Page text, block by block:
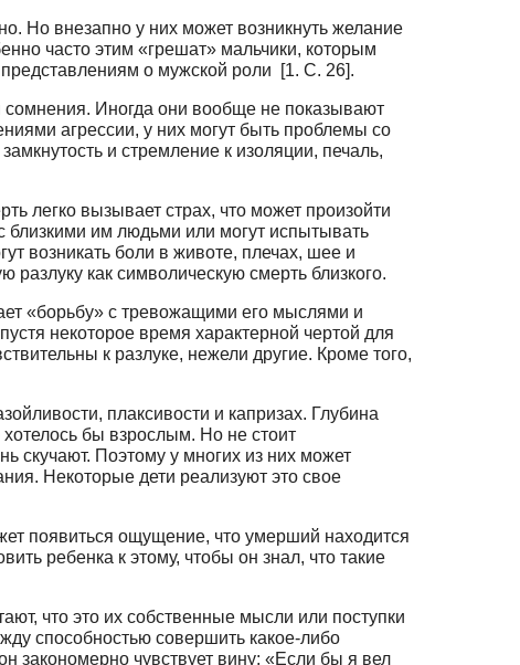
Но внезапно у них может воз­никнуть желание
часто этим «грешат» мальчики, которым
представлениям о мужской роли [1. С. 26].
сомнения. Иног­да они вообще не показывают
агрессии, у них могут быть проблемы со
и стремление к изоляции, печаль,
легко вызывает страх, что может произойти
близкими им людьми или могут испытывать
возникать боли в животе, плечах, шее и
разлуку как символическую смерть близкого.
«борьбу» с тревожащими его мыслями и
некоторое время характерной чертой для
к разлуке, нежели другие. Кроме того,
плаксивости и капризах. Глубина
хотелось бы взрослым. Но не стоит
скучают. Поэтому у многих из них может
Некоторые дети реализуют это свое
появиться ощущение, что умерший находится
ребенка к это­му, чтобы он знал, что такие
что это их собственные мысли или поступки
способностью совершить какое-либо
законо­мерно чувствует вину: «Если бы я вел